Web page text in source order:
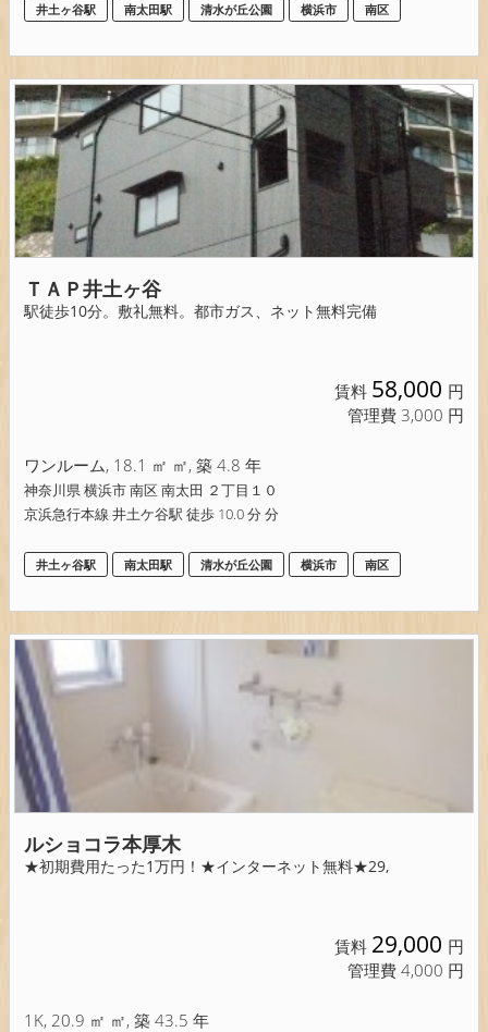
井土ヶ谷駅 南太田駅 清水が丘公園 横浜市 南区
ＴＡＰ井土ヶ谷
駅徒歩10分。敷礼無料。都市ガス、ネット無料完備
賃料 58,000 円
管理費 3,000 円
ワンルーム, 18.1 ㎡ ㎡, 築 4.8 年
神奈川県 横浜市 南区 南太田 ２丁目１０
京浜急行本線 井土ケ谷駅 徒歩 10.0 分 分
井土ヶ谷駅 南太田駅 清水が丘公園 横浜市 南区
ルショコラ本厚木
★初期費用たった1万円！★インターネット無料★29,
賃料 29,000 円
管理費 4,000 円
1K, 20.9 ㎡ ㎡, 築 43.5 年